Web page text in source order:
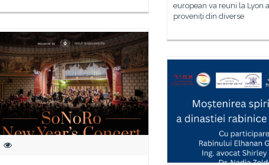
european va reuni la Lyon
proveniți din diverse